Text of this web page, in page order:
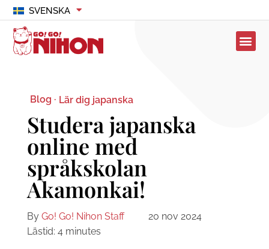
SVENSKA
Blog · Lär dig japanska
Studera japanska
online med
språkskolan
Akamonkai!
By Go! Go! Nihon Staff
20 nov 2024
Lästid: 4 minutes